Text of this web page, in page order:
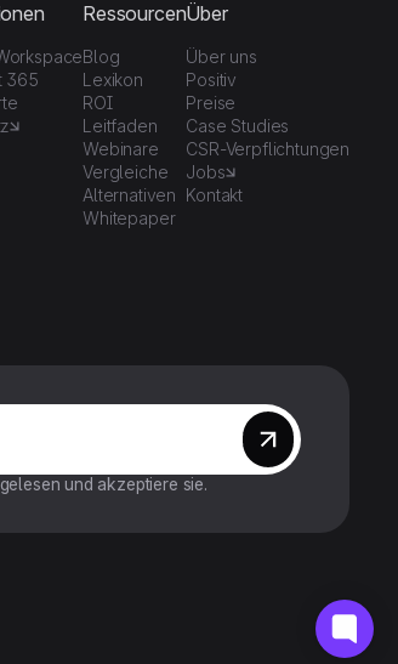
365
Ressourcen
Blog
Lexikon
ROI
Leitfaden
Webinare
Vergleiche
Alternativen
Whitepaper
Über
Über uns
Positiv
Preise
Case Studies
CSR-Verpflichtungen
Jobs
Kontakt
und akzeptiere sie.